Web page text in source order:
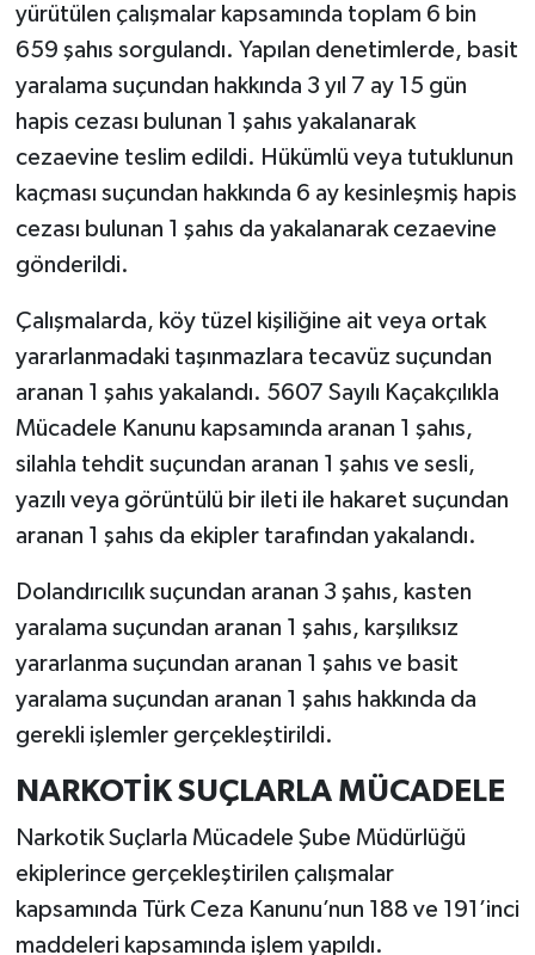
yürütülen çalışmalar kapsamında toplam 6 bin
659 şahıs sorgulandı. Yapılan denetimlerde, basit
yaralama suçundan hakkında 3 yıl 7 ay 15 gün
hapis cezası bulunan 1 şahıs yakalanarak
cezaevine teslim edildi. Hükümlü veya tutuklunun
kaçması suçundan hakkında 6 ay kesinleşmiş hapis
cezası bulunan 1 şahıs da yakalanarak cezaevine
gönderildi.
Çalışmalarda, köy tüzel kişiliğine ait veya ortak
yararlanmadaki taşınmazlara tecavüz suçundan
aranan 1 şahıs yakalandı. 5607 Sayılı Kaçakçılıkla
Mücadele Kanunu kapsamında aranan 1 şahıs,
silahla tehdit suçundan aranan 1 şahıs ve sesli,
yazılı veya görüntülü bir ileti ile hakaret suçundan
aranan 1 şahıs da ekipler tarafından yakalandı.
Dolandırıcılık suçundan aranan 3 şahıs, kasten
yaralama suçundan aranan 1 şahıs, karşılıksız
yararlanma suçundan aranan 1 şahıs ve basit
yaralama suçundan aranan 1 şahıs hakkında da
gerekli işlemler gerçekleştirildi.
NARKOTİK SUÇLARLA MÜCADELE
Narkotik Suçlarla Mücadele Şube Müdürlüğü
ekiplerince gerçekleştirilen çalışmalar
kapsamında Türk Ceza Kanunu’nun 188 ve 191’inci
maddeleri kapsamında işlem yapıldı.